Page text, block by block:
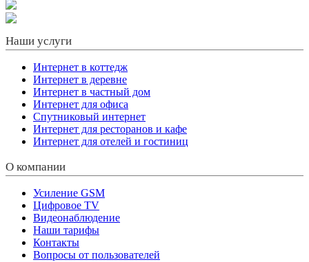
Наши услуги
Интернет в коттедж
Интернет в деревне
Интернет в частный дом
Интернет для офиса
Спутниковый интернет
Интернет для ресторанов и кафе
Интернет для отелей и гостиниц
О компании
Усиление GSM
Цифровое TV
Видеонаблюдение
Наши тарифы
Контакты
Вопросы от пользователей